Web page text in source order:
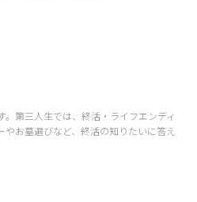
。第三人生では、終活・ライフエンディ
やお墓選びなど、終活の知りたいに答え